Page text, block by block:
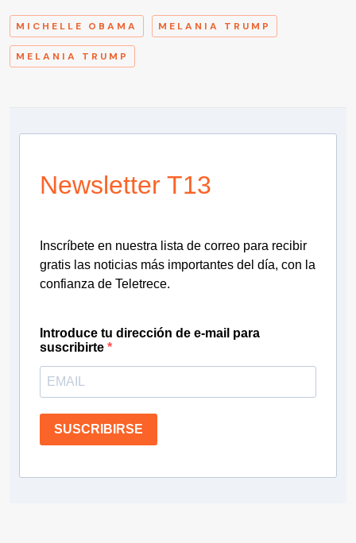
MICHELLE OBAMA MELANIA TRUMP
MELANIA TRUMP
Newsletter T13
Inscríbete en nuestra lista de correo para recibir
gratis las noticias más importantes del día, con la
confianza de Teletrece.
Introduce tu dirección de e-mail para
suscribirte
SUSCRIBIRSE